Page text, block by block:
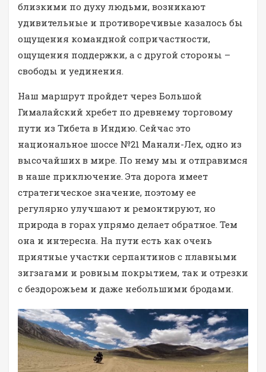
близкими по духу людьми, возникают
удивительные и противоречивые казалось бы
ощущения командной сопричастности,
ощущения поддержки, а с другой стороны –
свободы и уединения.
Наш маршрут пройдет через Большой
Гималайский хребет по древнему торговому
пути из Тибета в Индию. Сейчас это
национальное шоссе №21 Манали-Лех, одно из
высочайших в мире. По нему мы и отправимся
в наше приключение. Эта дорога имеет
стратегическое значение, поэтому ее
регулярно улучшают и ремонтируют, но
природа в горах упрямо делает обратное. Тем
она и интересна. На пути есть как очень
приятные участки серпантинов с плавными
зигзагами и ровным покрытием, так и отрезки
с бездорожьем и даже небольшими бродами.